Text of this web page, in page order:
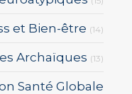
et Bien-être (14)
Archaïques (13)
Santé Globale